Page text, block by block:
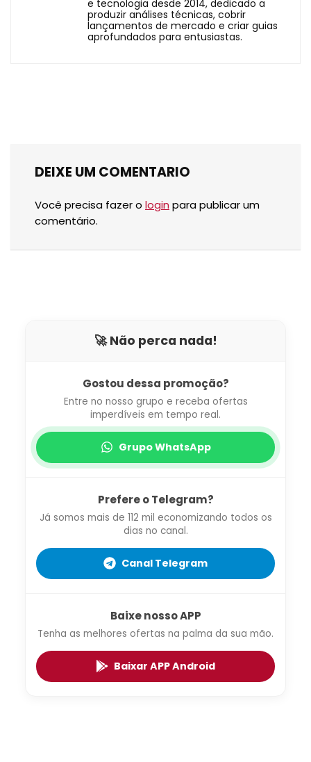
e tecnologia desde 2014, dedicado a
produzir análises técnicas, cobrir
lançamentos de mercado e criar guias
aprofundados para entusiastas.
DEIXE UM COMENTARIO
Você precisa fazer o login para publicar um
comentário.
🚀 Não perca nada!
Gostou dessa promoção?
Entre no nosso grupo e receba ofertas
imperdíveis em tempo real.
Grupo WhatsApp
Prefere o Telegram?
Já somos mais de 112 mil economizando todos os
dias no canal.
Canal Telegram
Baixe nosso APP
Tenha as melhores ofertas na palma da sua mão.
Baixar APP Android